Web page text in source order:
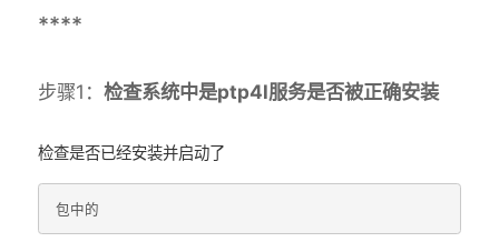
****
步骤1：检查系统中是ptp4l服务是否被正确安装
检查是否已经安装并启动了
包中的